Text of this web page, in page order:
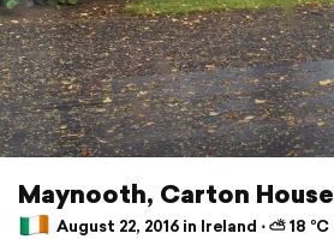
Maynooth, Carton House
August 22, 2016 in Ireland ⋅ ⛅ 18 °C